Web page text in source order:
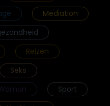
Mediation
Reizen
Seks
Sport